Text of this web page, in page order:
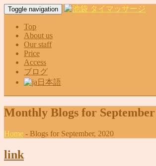
Toggle navigation
Top
About us
Our staff
Price
Access
ブログ
日本語
Monthly Blogs for September
Home - Blogs for September, 2020
link